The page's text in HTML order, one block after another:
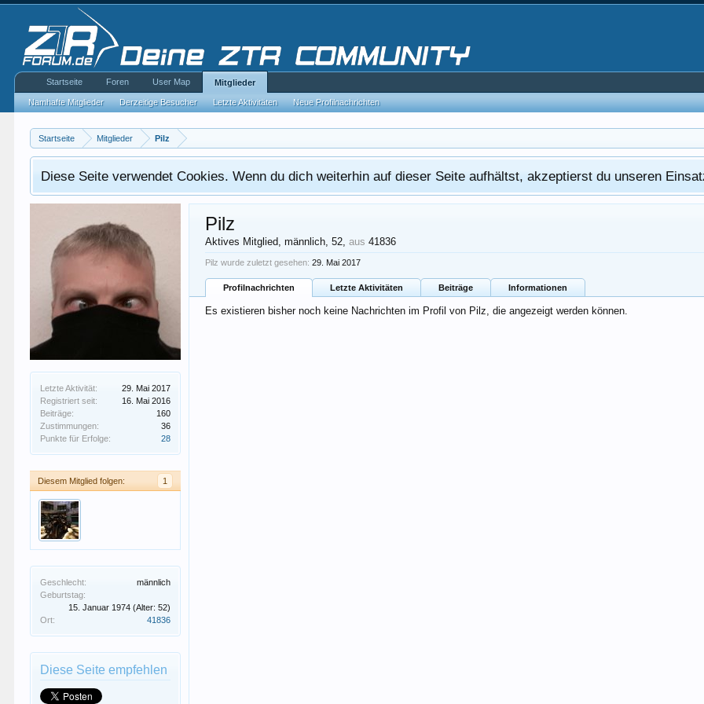
Startseite Mitglieder Pilz
Diese Seite verwendet Cookies. Wenn du dich weiterhin auf dieser Seite aufhältst, akzeptierst du unseren
Letzte Aktivität:
29. Mai 2017
Registriert seit:
16. Mai 2016
Beiträge:
160
Zustimmungen:
36
Punkte für Erfolge:
28
Diesem Mitglied folgen: 1
Geschlecht:
männlich
Geburtstag:
15. Januar 1974 (Alter: 52)
Ort:
41836
Diese Seite empfehlen
Pilz
Aktives Mitglied, männlich, 52,aus 41836
Pilz wurde zuletzt gesehen: 29. Mai 2017
Profilnachrichten Letzte Aktivitäten Beiträge Informationen
Es existieren bisher noch keine Nachrichten im Profil von Pilz, die angezeigt werden können.
Startseite Foren User Map Mitglieder
Namhafte Mitglieder Derzeitige Besucher Letzte Aktivitäten Neue Profilnachrichten